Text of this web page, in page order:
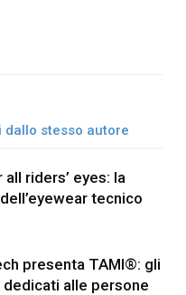
stesso autore
all riders’ eyes: la
tecnico
presenta TAMI®: gli
alle persone